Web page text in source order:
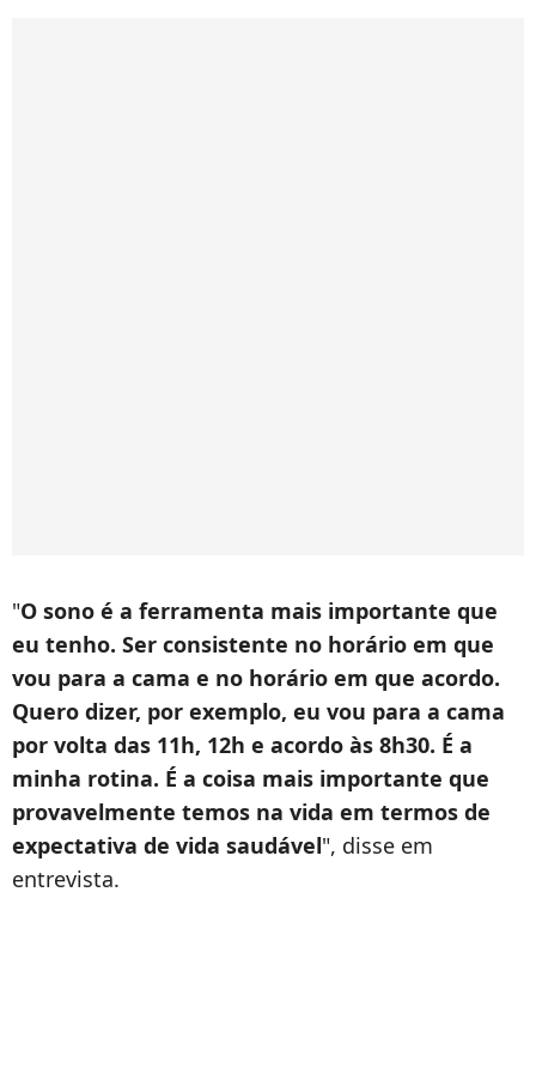
"O sono é a ferramenta mais importante que
eu tenho. Ser consistente no horário em que
vou para a cama e no horário em que acordo.
Quero dizer, por exemplo, eu vou para a cama
por volta das 11h, 12h e acordo às 8h30. É a
minha rotina. É a coisa mais importante que
provavelmente temos na vida em termos de
expectativa de vida saudável", disse em
entrevista.